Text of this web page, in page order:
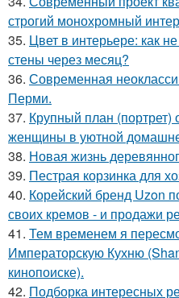
строгий монохромный
35. Цвет в интерьере: как
стены через месяц?
36. Современная
Перми.
37. Крупный план (портрет)
женщины в уютной
38. Новая жизнь
39. Пестрая корзинка для
40. Корейский бренд Uzon
своих кремов - и продажи
41. Тем временем я
Императорскую Кухню
кинопоиске).
42. Подборка интересных